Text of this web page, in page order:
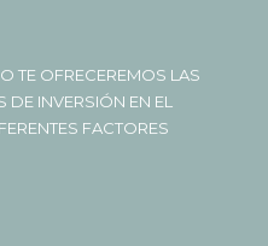
TE OFRECEREMOS LAS
INVERSIÓN EN EL
FACTORES